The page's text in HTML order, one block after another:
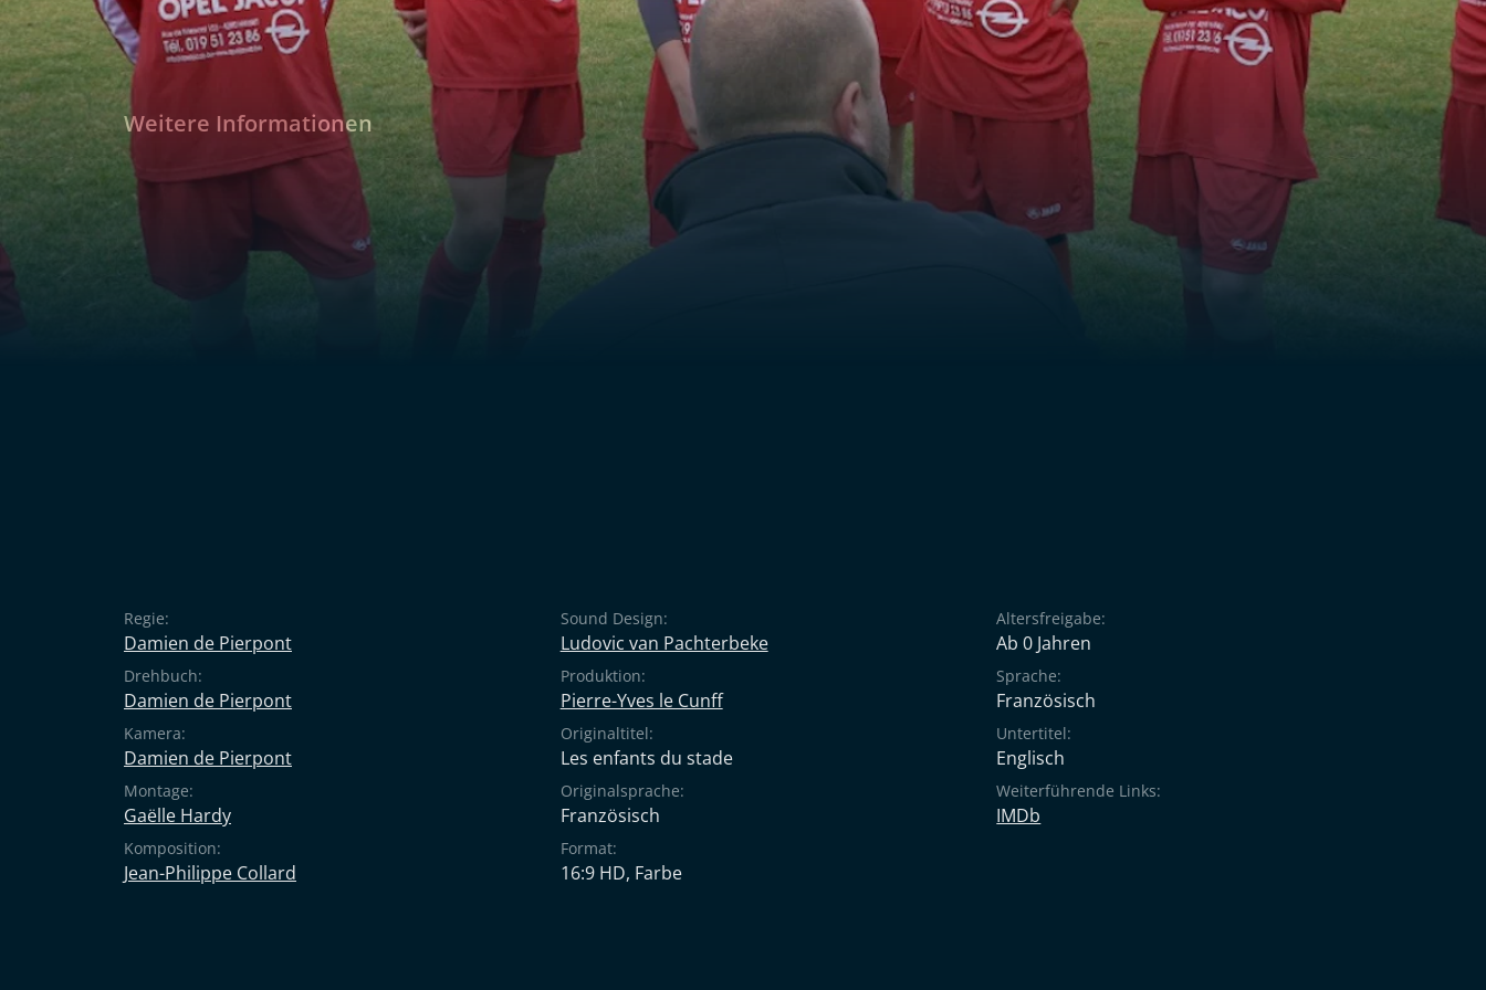
Weitere Informationen
Regie:
Damien de Pierpont
Drehbuch:
Damien de Pierpont
Kamera:
Damien de Pierpont
Montage:
Gaëlle Hardy
Komposition:
Jean-Philippe Collard
Sound Design:
Ludovic van Pachterbeke
Produktion:
Pierre-Yves le Cunff
Originaltitel:
Les enfants du stade
Originalsprache:
Französisch
Format:
16:9 HD, Farbe
Altersfreigabe:
Ab 0 Jahren
Sprache:
Französisch
Untertitel:
Englisch
Weiterführende Links:
IMDb